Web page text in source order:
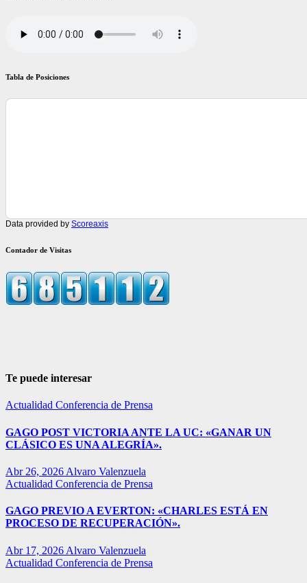
Tabla de Posiciones
Data provided by Scoreaxis
Contador de Visitas
Te puede interesar
Actualidad Conferencia de Prensa
GAGO POST VICTORIA ANTE LA UC: «GANAR UN
CLÁSICO ES UNA ALEGRÍA».
Abr 26, 2026 Alvaro Valenzuela
Actualidad Conferencia de Prensa
GAGO PREVIO A EVERTON: «CHARLES ESTÁ EN
PROCESO DE RECUPERACIÓN».
Abr 17, 2026 Alvaro Valenzuela
Actualidad Conferencia de Prensa